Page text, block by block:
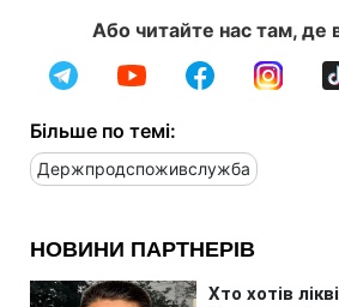
Або читайте нас там, де
Більше по темі:
Держпродспоживслужба